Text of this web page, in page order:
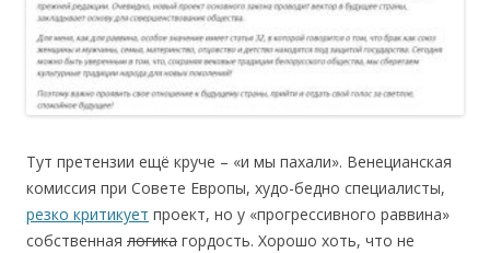
Тут претензии ещё круче – «и мы пахали». Венецианская
комиссия при Совете Европы, худо-бедно специалисты,
резко критикует проект, но у «прогрессивного раввина»
собственная логика гордость. Хорошо хоть, что не